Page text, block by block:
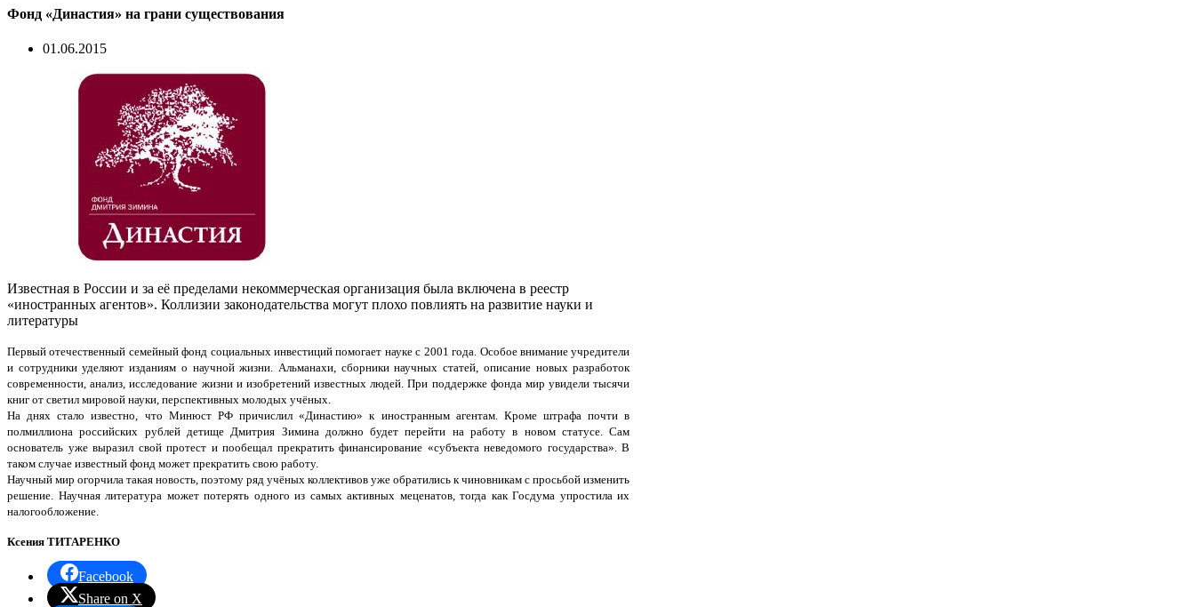
Фонд «Династия» на грани существования
01.06.2015
Известная в России и за её пределами некоммерческая организация была включена в реестр
«иностранных агентов». Коллизии законодательства могут плохо повлиять на развитие науки и
литературы
Первый отечественный семейный фонд социальных инвестиций помогает науке с 2001 года. Особое внимание учредители
и сотрудники уделяют изданиям о научной жизни. Альманахи, сборники научных статей, описание новых разработок
современности, анализ, исследование жизни и изобретений известных людей. При поддержке фонда мир увидели тысячи
книг от светил мировой науки, перспективных молодых учёных.
На днях стало известно, что Минюст РФ причислил «Династию» к иностранным агентам. Кроме штрафа почти в
полмиллиона российских рублей детище Дмитрия Зимина должно будет перейти на работу в новом статусе. Сам
основатель уже выразил свой протест и пообещал прекратить финансирование «субъекта неведомого государства». В
таком случае известный фонд может прекратить свою работу.
Научный мир огорчила такая новость, поэтому ряд учёных коллективов уже обратились к чиновникам с просьбой изменить
решение. Научная литература может потерять одного из самых активных меценатов, тогда как Госдума упростила их
налогообложение.
Ксения ТИТАРЕНКО
Facebook
Share on X